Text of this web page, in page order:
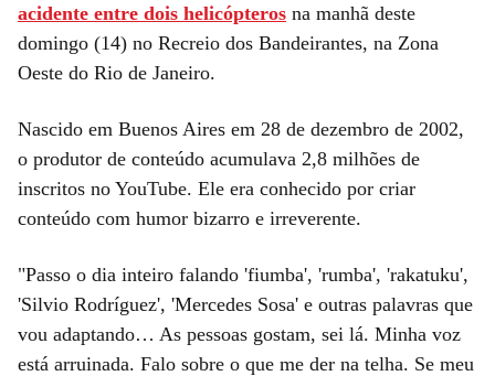
acidente entre dois helicópteros na manhã deste
domingo (14) no Recreio dos Bandeirantes, na Zona
Oeste do Rio de Janeiro.
Nascido em Buenos Aires em 28 de dezembro de 2002,
o produtor de conteúdo acumulava 2,8 milhões de
inscritos no YouTube. Ele era conhecido por criar
conteúdo com humor bizarro e irreverente.
"Passo o dia inteiro falando 'fiumba', 'rumba', 'rakatuku',
'Silvio Rodríguez', 'Mercedes Sosa' e outras palavras que
vou adaptando… As pessoas gostam, sei lá. Minha voz
está arruinada. Falo sobre o que me der na telha. Se meu